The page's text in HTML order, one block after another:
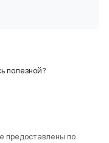
полезной?
предоставлены по